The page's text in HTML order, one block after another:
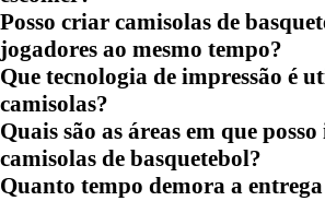
Posso criar camisolas de
jogadores ao mesmo tempo?
Que tecnologia de impressão é
camisolas?
Quais são as áreas em que
camisolas de basquetebol?
Quanto tempo demora a